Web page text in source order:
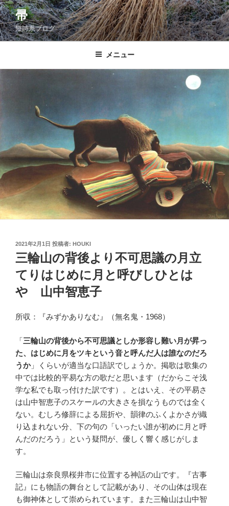
コ
ン
テ
ン
帚
短詩系ブログ
メニュー
投
稿
日:
2021年2月1日 投稿者: HOUKI
三輪山の背後より不可思議の月立
てりはじめに月と呼びしひとは
や 山中智恵子
所収：『みずかありなむ』（無名鬼・1968）
「三輪山の背後から不可思議としか形容し難い月が昇っ
た、はじめに月をツキという音と呼んだ人は誰なのだろ
うか」くらいが適当な口語訳でしょうか。掲歌は歌集の
中では比較的平易な方の歌だと思います（だからこそ浅
学な私でも取っ付けた訳です）。とはいえ、その平易さ
は山中智恵子のスケールの大きさを損なうものでは全く
ない。むしろ修辞による屈折や、韻律のふくよかさが織
り込まれない分、下の句の「いったい誰が初めに月と呼
んだのだろう」という疑問が、優しく響く感じがしま
す。
三輪山は奈良県桜井市に位置する神話の山です。『古事
記』にも物語の舞台として記載があり、その山体は現在
も御神体として崇められています。また三輪山は山中智